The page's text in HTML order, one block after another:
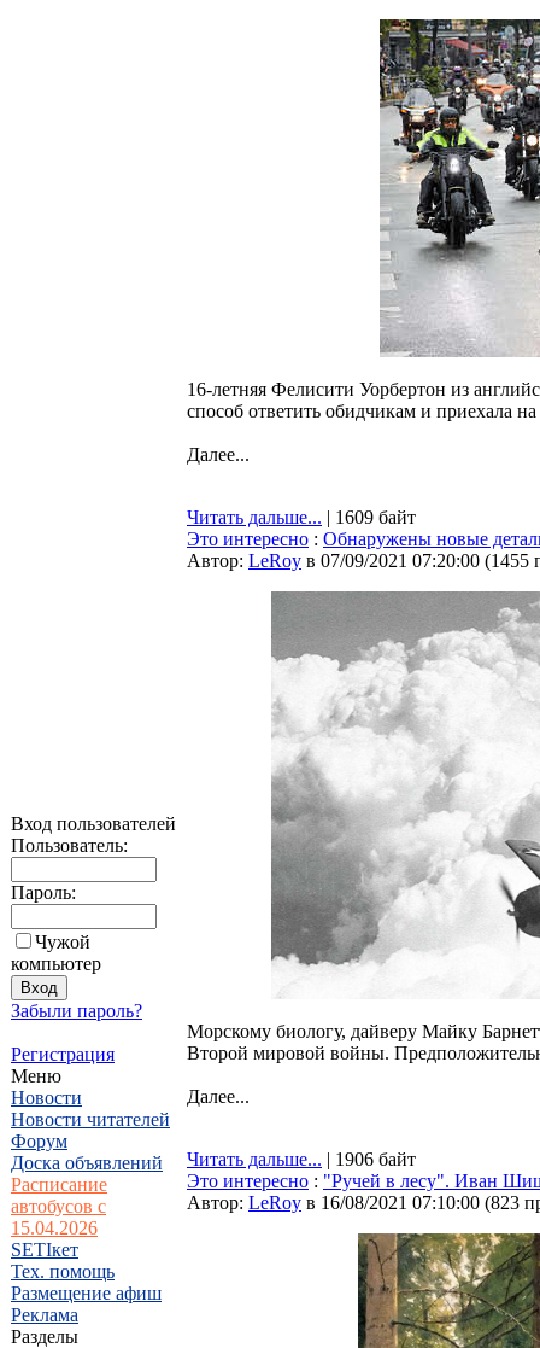
Вход пользователей
Пользователь:
Пароль:
Чужой
компьютер
Забыли пароль?
Регистрация
Меню
Новости
Новости читателей
Форум
Доска объявлений
Расписание
автобусов с
15.04.2026
SETIкет
Тех. помощь
Размещение афиш
Реклама
Разделы
16-летняя Фелисити Уорбертон из
способ ответить обидчикам и приехала
Далее...
Читать дальше... | 1609 байт
Это интересно : Обнаружены новые
Автор: LeRoy в 07/09/2021 07:20:00 (1455
Морскому биологу, дайверу Майку
Второй мировой войны.
Далее...
Читать дальше... | 1906 байт
Это интересно : "Ручей в лесу". Иван
Автор: LeRoy в 16/08/2021 07:10:00 (823